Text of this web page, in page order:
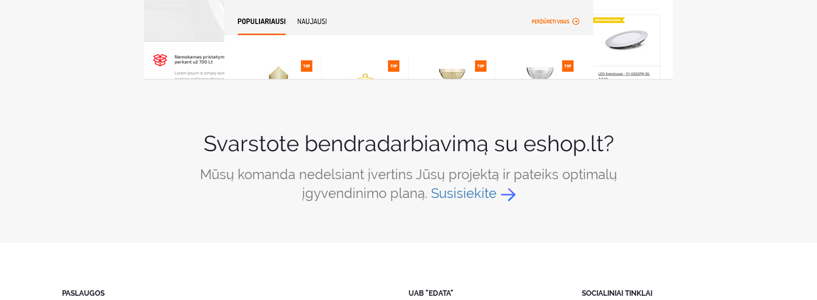
Svarstote bendradarbiavimą su eshop.lt?
Mūsų komanda nedelsiant įvertins Jūsų projektą ir pateiks optimalų
įgyvendinimo planą. Susisiekite
PASLAUGOS UAB "EDATA" SOCIALINIAI TINKLAI